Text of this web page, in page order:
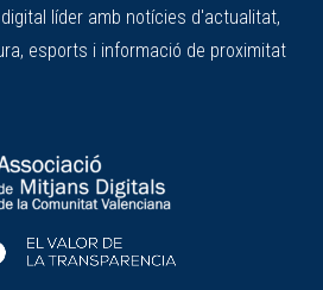
líder amb notícies d'actualitat,
esports i informació de proximitat